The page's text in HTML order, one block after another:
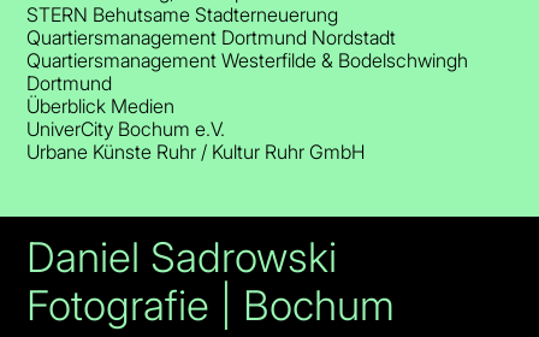
STERN Behutsame Stadterneuerung
Quartiersmanagement Dortmund Nordstadt
Quartiersmanagement Westerfilde & Bodelschwingh
Dortmund
Überblick Medien
UniverCity Bochum e.V.
Urbane Künste Ruhr / Kultur Ruhr GmbH
Daniel Sadrowski
Fotografie | Bochum